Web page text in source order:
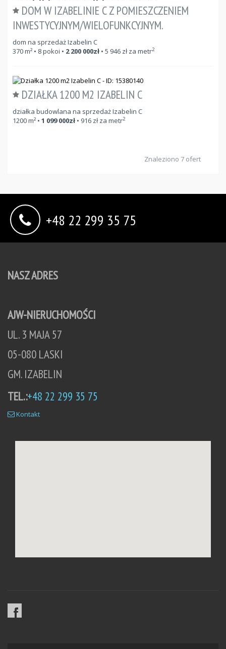
DOM W IZABELINIE C Z POMIESZCZENIEM
INWESTYCYJNYM/WIELOFUNKCYJNYM.
dom na sprzedaż Izabelin C
370m² • 8 pokoi • 2 200 000zł • 5 946 zł za metr2
DZIAŁKA 1200 M2 IZABELIN C
działka budowlana na sprzedaż Izabelin C
1200m² • 1 099 000zł • 916 zł za metr2
Znaleziono 7 ofert
+48 22 299 35 75
NASZ ADRES
AJW-NIERUCHOMOŚCI
UL. 3 MAJA 57
05-080 LASKI
GM. IZABELIN
TEL.:+48 22 299 35 75
Kontakt